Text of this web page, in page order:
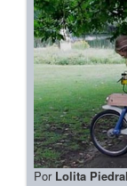
Por Lolita